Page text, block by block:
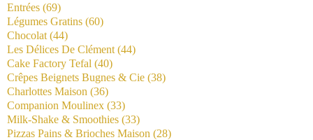
Entrées (69)
Légumes Gratins (60)
Chocolat (44)
Les Délices De Clément (44)
Cake Factory Tefal (40)
Crêpes Beignets Bugnes & Cie (38)
Charlottes Maison (36)
Companion Moulinex (33)
Milk-Shake & Smoothies (33)
Pizzas Pains & Brioches Maison (28)